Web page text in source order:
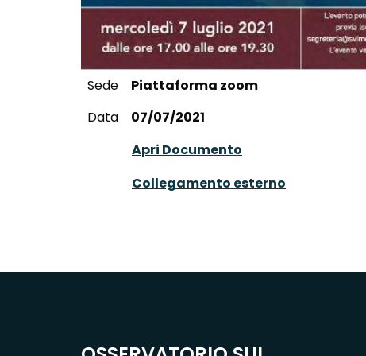
Sede
Piattaforma zoom
Data
07/07/2021
Apri Documento
Collegamento esterno